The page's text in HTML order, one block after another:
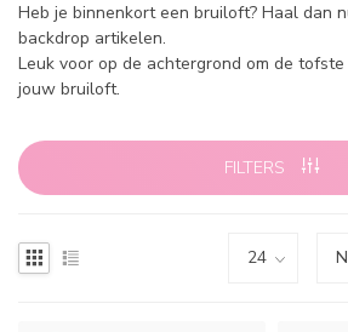
Heb je binnenkort een bruiloft? Haal dan
backdrop artikelen.
Leuk voor op de achtergrond om de
jouw bruiloft.
FILTERS